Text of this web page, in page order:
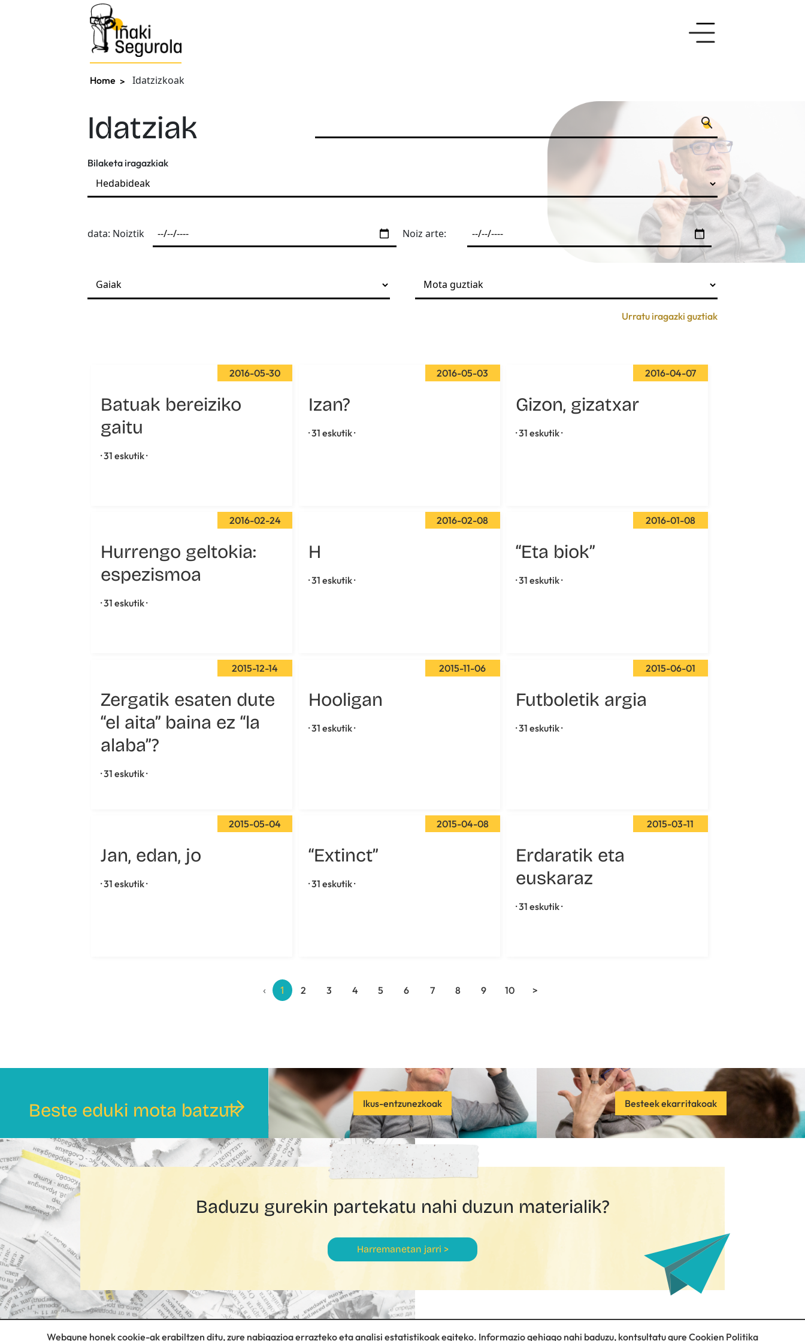
Home Idatzizkoak
Idatziak
Bilaketa iragazkiak
data: Noiztik Noiz arte:
Urratu iragazki guztiak
2016-05-30
Batuak bereiziko
gaitu
· 31 eskutik ·
2016-05-03
Izan?
· 31 eskutik ·
2016-04-07
Gizon, gizatxar
· 31 eskutik ·
2016-02-24
Hurrengo geltokia:
espezismoa
· 31 eskutik ·
2016-02-08
H
· 31 eskutik ·
2016-01-08
“Eta biok”
· 31 eskutik ·
2015-12-14
Zergatik esaten dute
“el aita” baina ez “la
alaba”?
· 31 eskutik ·
2015-11-06
Hooligan
· 31 eskutik ·
2015-06-01
Futboletik argia
· 31 eskutik ·
2015-05-04
Jan, edan, jo
· 31 eskutik ·
2015-04-08
“Extinct”
· 31 eskutik ·
2015-03-11
Erdaratik eta
euskaraz
· 31 eskutik ·
‹ 1 2 3 4 5 6 7 8 9 10 >
Beste eduki mota batzuk Ikus-entzunezkoak Besteek ekarritakoak
Baduzu gurekin partekatu nahi duzun materialik?
Harremanetan jarri >
Webgune honek cookie-ak erabiltzen ditu, zure nabigazioa errazteko eta analisi estatistikoak egiteko. Informazio gehiago nahi baduzu, kontsultatu gure Cookien Politika